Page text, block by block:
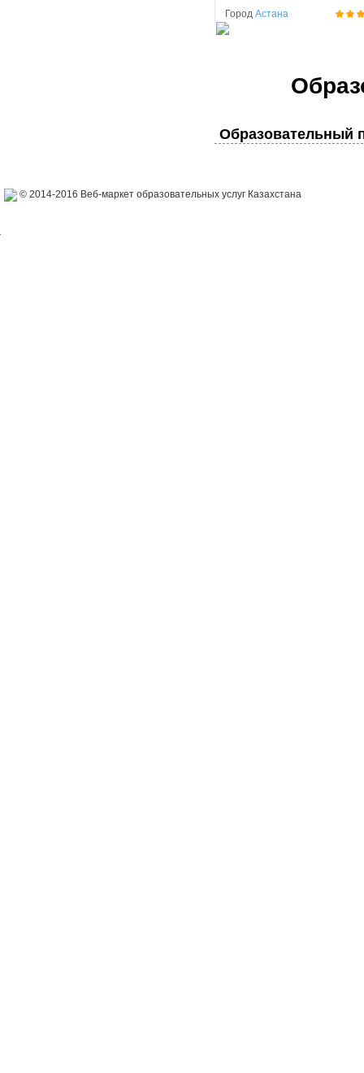
Город Астана
Образовательный
© 2014-2016 Веб-маркет образовательных услуг Казахстана